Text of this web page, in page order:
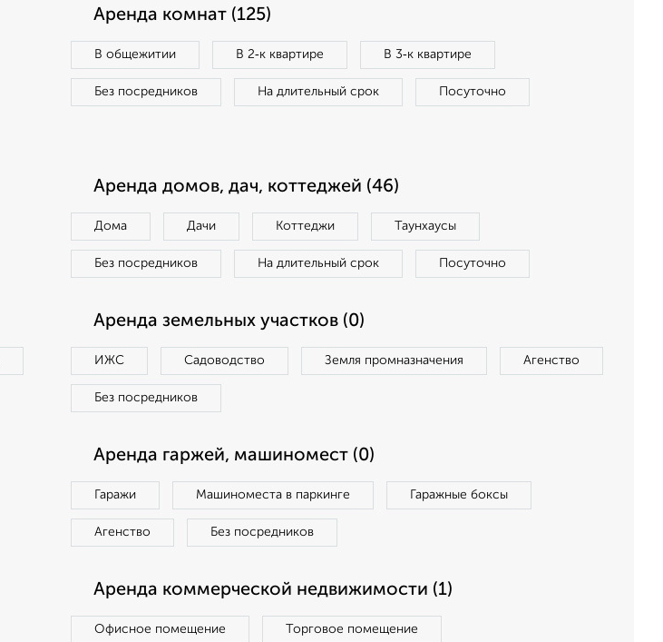
Аренда комнат (125)
В общежитии В 2‑к квартире В 3‑к квартире
Без посредников На длительный срок Посуточно
Аренда домов, дач, коттеджей (46)
Дома Дачи Коттеджи Таунхаусы
Без посредников На длительный срок Посуточно
Аренда земельных участков (0)
ИЖС Садоводство Земля промназначения Агенство
Без посредников
Аренда гаржей, машиномест (0)
Гаражи Машиноместа в паркинге Гаражные боксы
Агенство Без посредников
Аренда коммерческой недвижимости (1)
Офисное помещение Торговое помещение